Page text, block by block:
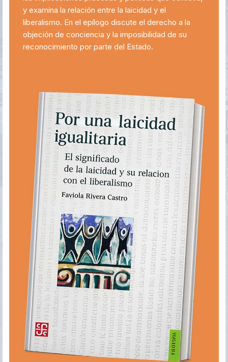
y examina la relación entre la laicidad y el
liberalismo. En el epílogo discute el derecho a la
objeción de conciencia y la imposibilidad de su
reconocimiento por parte del Estado.